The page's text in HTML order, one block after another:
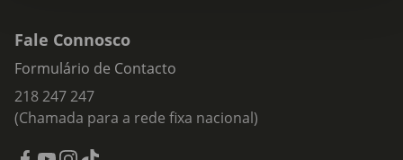
Fale Connosco
Formulário de Contacto
218 247 247
(Chamada para a rede fixa nacional)